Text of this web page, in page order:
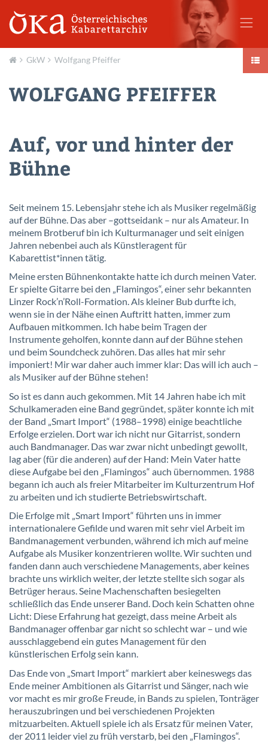
GkW Wolfgang Pfeiffer
WOLFGANG PFEIFFER
Auf, vor und hinter der
Bühne
Seit meinem 15. Lebensjahr stehe ich als Musiker regelmäßig
auf der Bühne. Das aber –gottseidank – nur als Amateur. In
meinem Brotberuf bin ich Kulturmanager und seit einigen
Jahren nebenbei auch als Künstleragent für
Kabarettist*innen tätig.
Meine ersten Bühnenkontakte hatte ich durch meinen Vater.
Er spielte Gitarre bei den „Flamingos“, einer sehr bekannten
Linzer Rock’n’Roll-Formation. Als kleiner Bub durfte ich,
wenn sie in der Nähe einen Auftritt hatten, immer zum
Aufbauen mitkommen. Ich habe beim Tragen der
Instrumente geholfen, konnte dann auf der Bühne stehen
und beim Soundcheck zuhören. Das alles hat mir sehr
imponiert! Mir war daher auch immer klar: Das will ich auch –
als Musiker auf der Bühne stehen!
So ist es dann auch gekommen. Mit 14 Jahren habe ich mit
Schulkameraden eine Band gegründet, später konnte ich mit
der Band „Smart Import“ (1988–1998) einige beachtliche
Erfolge erzielen. Dort war ich nicht nur Gitarrist, sondern
auch Bandmanager. Das war zwar nicht unbedingt gewollt,
lag aber (für die anderen) auf der Hand: Mein Vater hatte
diese Aufgabe bei den „Flamingos“ auch übernommen. 1988
begann ich auch als freier Mitarbeiter im Kulturzentrum Hof
zu arbeiten und ich studierte Betriebswirtschaft.
Die Erfolge mit „Smart Import“ führten uns in immer
internationalere Gefilde und waren mit sehr viel Arbeit im
Bandmanagement verbunden, während ich mich auf meine
Aufgabe als Musiker konzentrieren wollte. Wir suchten und
fanden dann auch verschiedene Managements, aber keines
brachte uns wirklich weiter, der letzte stellte sich sogar als
Betrüger heraus. Seine Machenschaften besiegelten
schließlich das Ende unserer Band. Doch kein Schatten ohne
Licht: Diese Erfahrung hat gezeigt, dass meine Arbeit als
Bandmanager offenbar gar nicht so schlecht war – und wie
ausschlaggebend ein gutes Management für den
künstlerischen Erfolg sein kann.
Das Ende von „Smart Import“ markiert aber keineswegs das
Ende meiner Ambitionen als Gitarrist und Sänger, nach wie
vor macht es mir große Freude, in Bands zu spielen, Tonträger
herauszubringen und bei verschiedenen Projekten
mitzuarbeiten. Aktuell spiele ich als Ersatz für meinen Vater,
der 2011 leider viel zu früh verstarb, bei den „Flamingos“.